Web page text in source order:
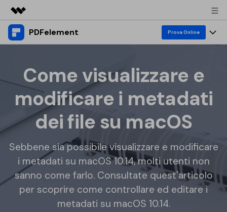
Prodotti in evidenza
Panoramica
Soluzione
Chi siamo
Sala stampa
Supporto
PDFelement Prova Online
Desktop
PDFelement per Windows
PDFelement per Mac
Mobile App
PDFelement per iPhone/iPad
PDFelement per Android
Funzionalità
PDF Editor
Visualizza PDF
Annota PDF
Crea PDF
Unisci PDF
Stampa PDF
Risorse & Supporto
Esempi PDF gratuiti
Come modificare PDF
Conoscenza su PDF
Conversione PDF
PMI da 1 a 10 utenti
Azienda con 10+ utenti
Acquista Ora Accedi
search
Come visualizzare e
modificare i metadati
dei file su macOS
Sebbene sia possibile visualizzare e modificare
i metadati su macOS 10.14, molti utenti non
sanno come farlo. Consultate quest'articolo
per scoprire come controllare ed editare i
metadati su macOS 10.14.